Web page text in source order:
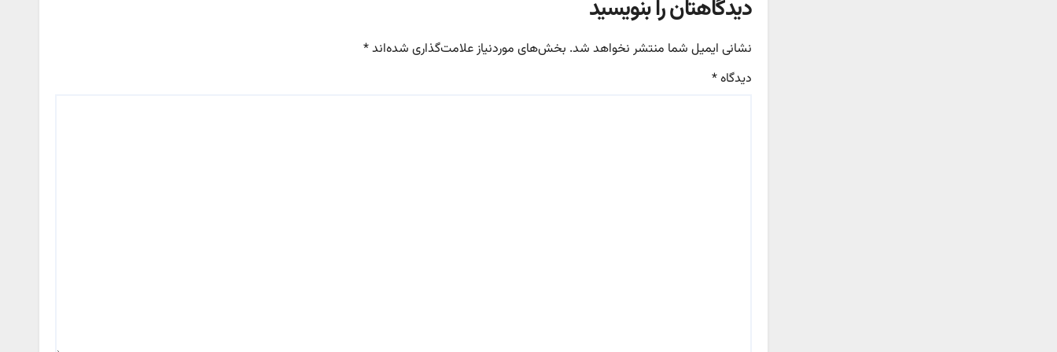
دیدگاهتان را بنویسید
نشانی ایمیل شما منتشر نخواهد شد. بخش‌های موردنیاز علامت‌گذاری شده‌اند*
دیدگاه*